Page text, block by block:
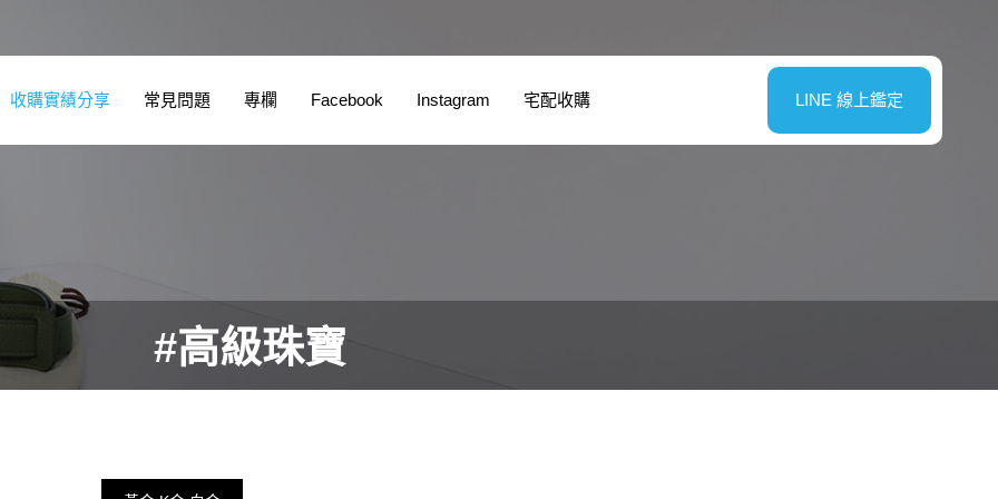
收購實績分享 常見問題 專欄 Facebook Instagram 宅配收購 LINE 線上鑑定
#高級珠寶